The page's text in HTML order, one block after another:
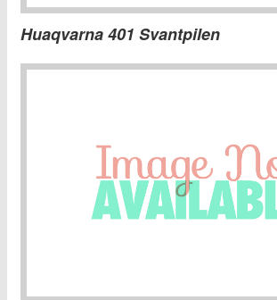
Huaqvarna 401 Svantpilen